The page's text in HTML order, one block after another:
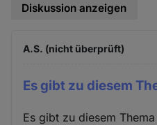
Diskussion anzeigen
A.S. (nicht überprüft)
Es gibt zu diesem
Es gibt zu diesem